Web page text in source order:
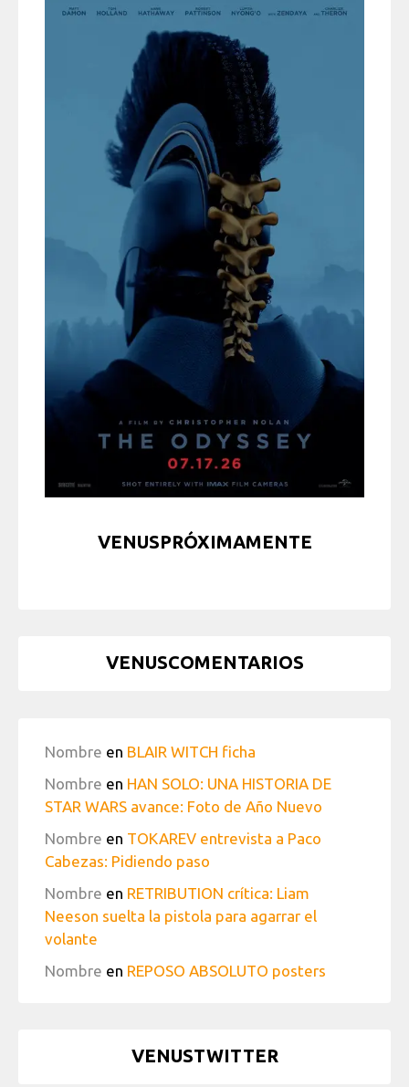
VENUSPRÓXIMAMENTE
VENUSCOMENTARIOS
Nombre en BLAIR WITCH ficha
Nombre en HAN SOLO: UNA HISTORIA DE
STAR WARS avance: Foto de Año Nuevo
Nombre en TOKAREV entrevista a Paco
Cabezas: Pidiendo paso
Nombre en RETRIBUTION crítica: Liam
Neeson suelta la pistola para agarrar el
volante
Nombre en REPOSO ABSOLUTO posters
VENUSTWITTER